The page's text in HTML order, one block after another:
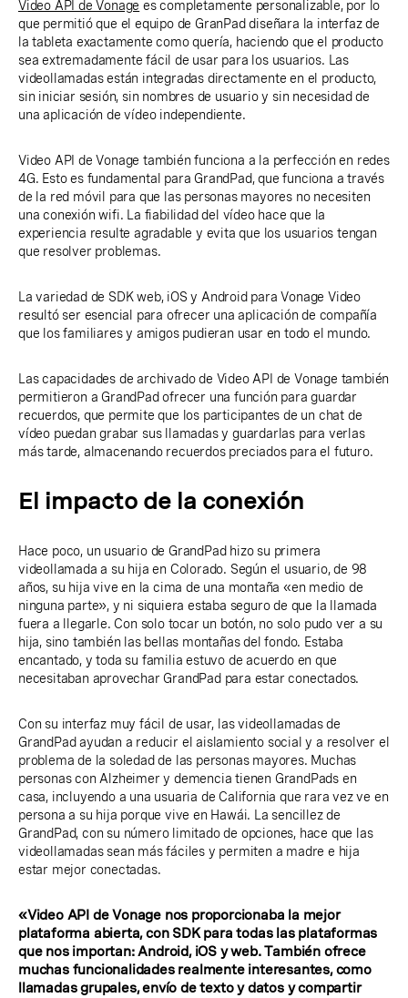
Video API de Vonage es completamente personalizable, por lo
que permitió que el equipo de GranPad diseñara la interfaz de
la tableta exactamente como quería, haciendo que el producto
sea extremadamente fácil de usar para los usuarios. Las
videollamadas están integradas directamente en el producto,
sin iniciar sesión, sin nombres de usuario y sin necesidad de
una aplicación de vídeo independiente.
Video API de Vonage también funciona a la perfección en redes
4G. Esto es fundamental para GrandPad, que funciona a través
de la red móvil para que las personas mayores no necesiten
una conexión wifi. La fiabilidad del vídeo hace que la
experiencia resulte agradable y evita que los usuarios tengan
que resolver problemas.
La variedad de SDK web, iOS y Android para Vonage Video
resultó ser esencial para ofrecer una aplicación de compañía
que los familiares y amigos pudieran usar en todo el mundo.
Las capacidades de archivado de Video API de Vonage también
permitieron a GrandPad ofrecer una función para guardar
recuerdos, que permite que los participantes de un chat de
vídeo puedan grabar sus llamadas y guardarlas para verlas
más tarde, almacenando recuerdos preciados para el futuro.
El impacto de la conexión
Hace poco, un usuario de GrandPad hizo su primera
videollamada a su hija en Colorado. Según el usuario, de 98
años, su hija vive en la cima de una montaña «en medio de
ninguna parte», y ni siquiera estaba seguro de que la llamada
fuera a llegarle. Con solo tocar un botón, no solo pudo ver a su
hija, sino también las bellas montañas del fondo. Estaba
encantado, y toda su familia estuvo de acuerdo en que
necesitaban aprovechar GrandPad para estar conectados.
Con su interfaz muy fácil de usar, las videollamadas de
GrandPad ayudan a reducir el aislamiento social y a resolver el
problema de la soledad de las personas mayores. Muchas
personas con Alzheimer y demencia tienen GrandPads en
casa, incluyendo a una usuaria de California que rara vez ve en
persona a su hija porque vive en Hawái. La sencillez de
GrandPad, con su número limitado de opciones, hace que las
videollamadas sean más fáciles y permiten a madre e hija
estar mejor conectadas.
«Video API de Vonage nos proporcionaba la mejor
plataforma abierta, con SDK para todas las plataformas
que nos importan: Android, iOS y web. También ofrece
muchas funcionalidades realmente interesantes, como
llamadas grupales, envío de texto y datos y compartir